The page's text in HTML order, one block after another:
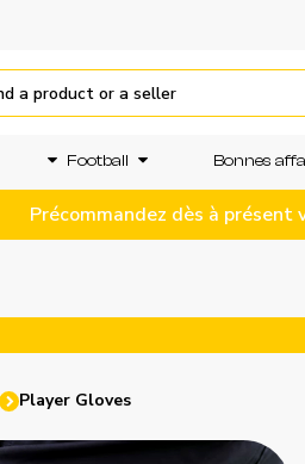
Football Bonnes
Précommandez dès à
Player Gloves